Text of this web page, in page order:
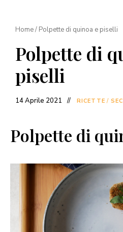
Home/ Polpette di quinoa e piselli
Polpette di
piselli
14 Aprile 2021 RICETTE /
Polpette di